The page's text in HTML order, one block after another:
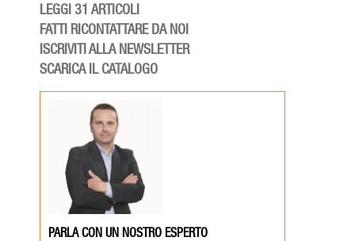
LEGGI 31 ARTICOLI
FATTI RICONTATTARE DA NOI
ISCRIVITI ALLA NEWSLETTER
SCARICA IL CATALOGO
PARLA CON UN NOSTRO ESPERTO